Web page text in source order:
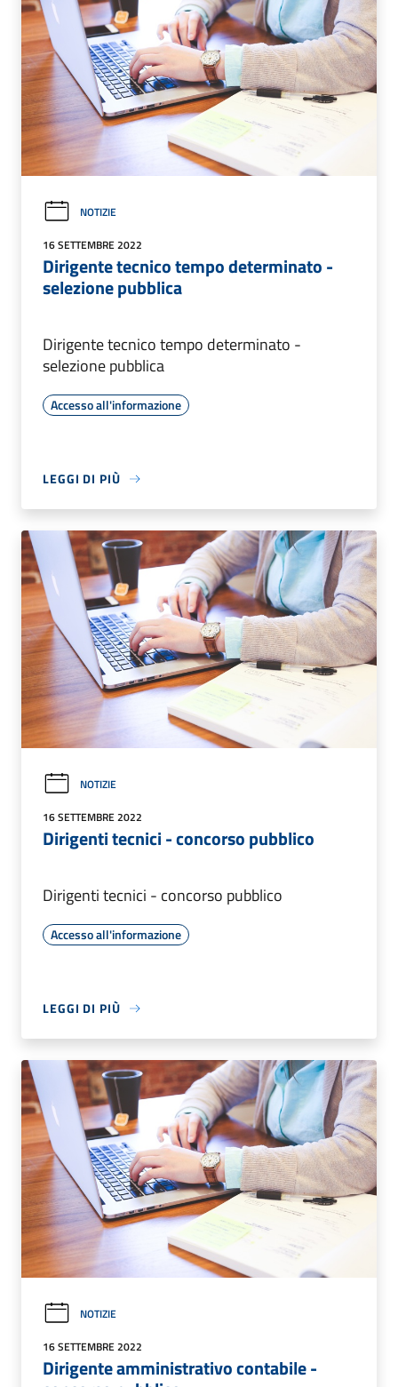
NOTIZIE
16 SETTEMBRE 2022
Dirigente tecnico tempo determinato -
selezione pubblica
Dirigente tecnico tempo determinato -
selezione pubblica
Accesso all'informazione
LEGGI DI PIÙ
NOTIZIE
16 SETTEMBRE 2022
Dirigenti tecnici - concorso pubblico
Dirigenti tecnici - concorso pubblico
Accesso all'informazione
LEGGI DI PIÙ
NOTIZIE
16 SETTEMBRE 2022
Dirigente amministrativo contabile -